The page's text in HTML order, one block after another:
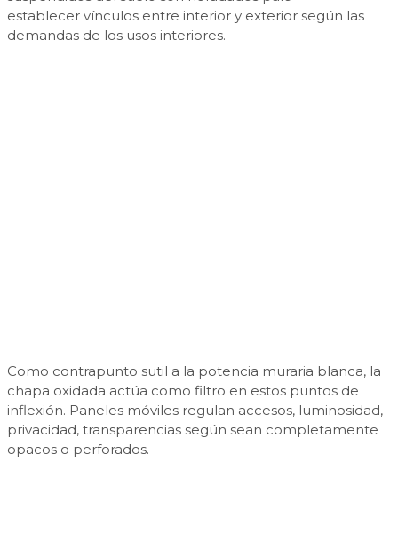
establecer vínculos entre interior y exterior según las
demandas de los usos interiores.
Como contrapunto sutil a la potencia muraria blanca, la
chapa oxidada actúa como filtro en estos puntos de
inflexión. Paneles móviles regulan accesos, luminosidad,
privacidad, transparencias según sean completamente
opacos o perforados.